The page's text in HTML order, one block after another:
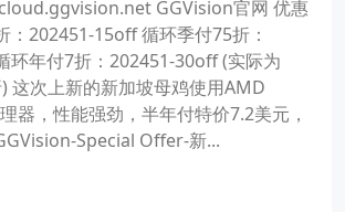
GGVision官网 优惠
：202451-15off 循环季付75折：
环年付7折：202451-30off (实际为
这次上新的新加坡母鸡使用AMD
器，性能强劲，半年付特价7.2美元，
Special Offer-新...